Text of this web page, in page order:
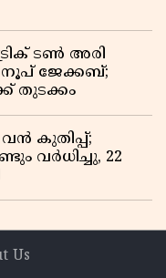
ടൺ അരി
ജേക്കബ്;
തുടക്കം
കുതിപ്പ്;
വർധിച്ചു, 22
Us